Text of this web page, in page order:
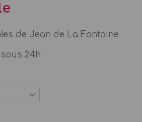
de Jean de La Fontaine
24h